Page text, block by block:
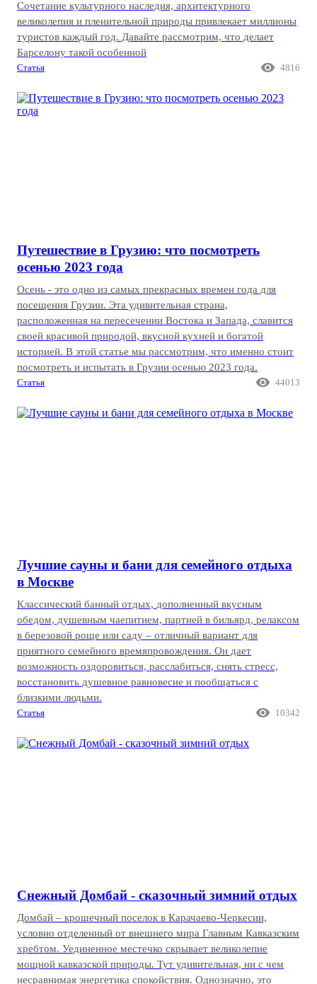
Сочетание культурного наследия, архитектурного
великолепия и пленительной природы привлекает миллионы
туристов каждый год. Давайте рассмотрим, что делает
Барселону такой особенной
Статья  4816
Путешествие в Грузию: что посмотреть
осенью 2023 года
Осень - это одно из самых прекрасных времен года для
посещения Грузии. Эта удивительная страна,
расположенная на пересечении Востока и Запада, славится
своей красивой природой, вкусной кухней и богатой
историей. В этой статье мы рассмотрим, что именно стоит
посмотреть и испытать в Грузии осенью 2023 года.
Статья  44013
Лучшие сауны и бани для семейного отдыха
в Москве
Классический банный отдых, дополненный вкусным
обедом, душевным чаепитием, партией в бильярд, релаксом
в березовой роще или саду – отличный вариант для
приятного семейного времяпровождения. Он дает
возможность оздоровиться, расслабиться, снять стресс,
восстановить душевное равновесие и пообщаться с
близкими людьми.
Статья  10342
Снежный Домбай - сказочный зимний отдых
Домбай – крошечный поселок в Карачаево-Черкесии,
условно отделенный от внешнего мира Главным Кавказским
хребтом. Уединенное местечко скрывает великолепие
мощной кавказской природы. Тут удивительная, ни с чем
несравнимая энергетика спокойствия. Однозначно, это